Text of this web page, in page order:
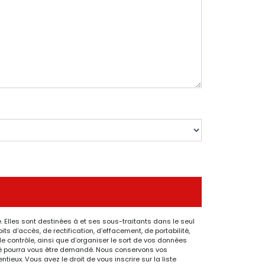
Elles sont destinées à et ses sous-traitants dans le seul
d’accès, de rectification, d’effacement, de portabilité,
contrôle, ainsi que d’organiser le sort de vos données
vous être demandé. Nous conservons vos
Vous avez le droit de vous inscrire sur la liste